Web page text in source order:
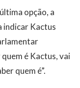
opção, a
indicar Kactus
é Kactus, vai
quem é”.